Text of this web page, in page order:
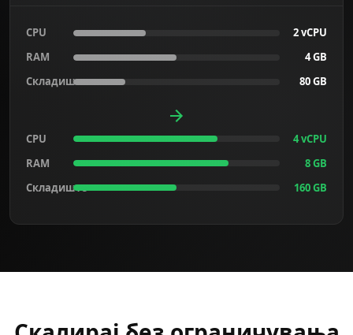
CPU
2 vCPU
RAM
4 GB
Складиште
80 GB
CPU
4 vCPU
RAM
8 GB
Складиште
160 GB